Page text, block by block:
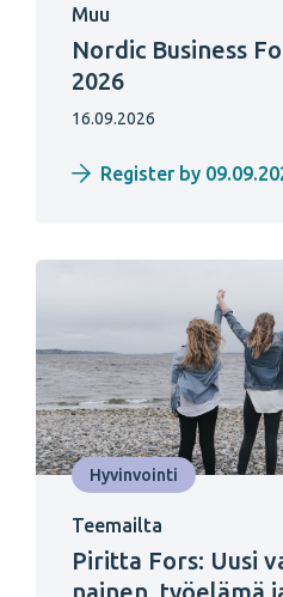
Muu
Nordic Business
2026
16.09.2026
Register by
Hyvinvointi
Teemailta
Piritta Fors: Uusi